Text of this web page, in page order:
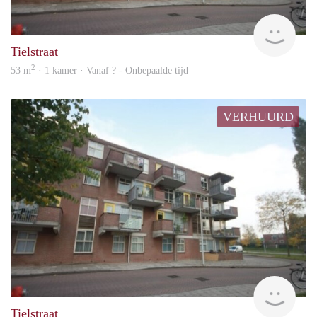
rent
Tielstraat
53 m2 · 1 kamer · Vanaf ? - Onbepaalde tijd
VERHUURD
rent
Tielstraat